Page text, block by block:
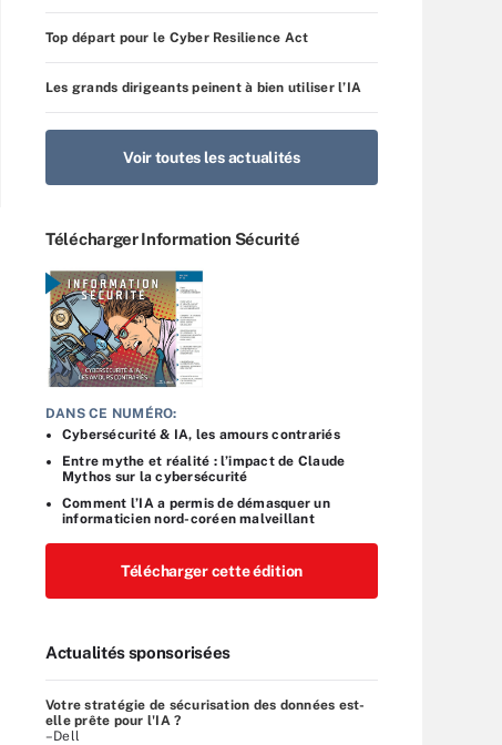
Top départ pour le Cyber Resilience Act
Les grands dirigeants peinent à bien utiliser l’IA
Voir toutes les actualités
Télécharger Information Sécurité
DANS CE NUMÉRO:
Cybersécurité & IA, les amours contrariés
Entre mythe et réalité : l’impact de Claude
Mythos sur la cybersécurité
Comment l’IA a permis de démasquer un
informaticien nord-coréen malveillant
Télécharger cette édition
Actualités sponsorisées
Votre stratégie de sécurisation des données est-
elle prête pour l'IA ?
–Dell